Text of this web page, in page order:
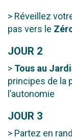
> Réveillez
pas vers le
JOUR 2
> Tous au
principes de la
l’autonomie
JOUR 3
> Partez en